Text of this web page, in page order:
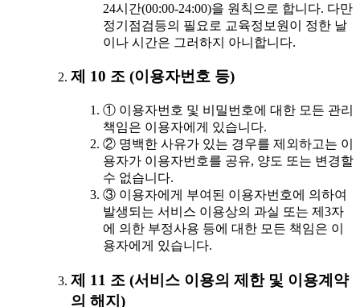
24시간(00:00-24:00)을 원칙으로 합니다. 다만
정기점검등의 필요로 교육정보원이 정한 날
이나 시간은 그러하지 아니합니다.
제 10 조 (이용자번호 등)
① 이용자번호 및 비밀번호에 대한 모든 관리
책임은 이용자에게 있습니다.
② 명백한 사유가 있는 경우를 제외하고는 이
용자가 이용자번호를 공유, 양도 또는 변경할
수 없습니다.
③ 이용자에게 부여된 이용자번호에 의하여
발생되는 서비스 이용상의 과실 또는 제3자
에 의한 부정사용 등에 대한 모든 책임은 이
용자에게 있습니다.
제 11 조 (서비스 이용의 제한 및 이용계약
의 해지)